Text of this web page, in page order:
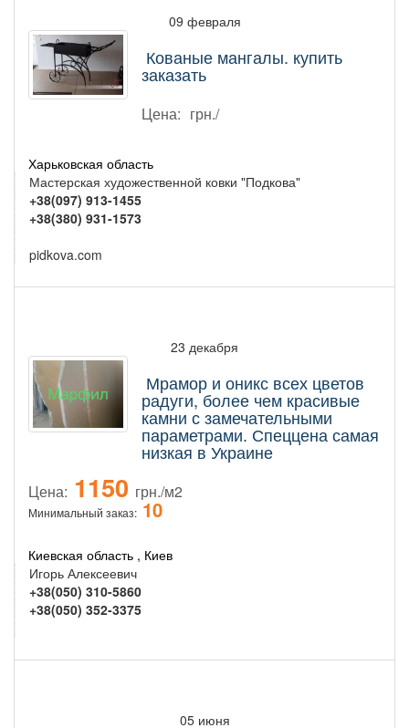
09 февраля
Кованые мангалы. купить
заказать
Цена: грн./
Харьковская область
Мастерская художественной ковки "Подкова"
+38(097) 913-1455
+38(380) 931-1573
pidkova.com
23 декабря
Мрамор и оникс всех цветов
радуги, более чем красивые
камни с замечательными
параметрами. Спеццена самая
низкая в Украине
Цена: 1150 грн./м2
Минимальный заказ: 10
Киевская область , Киев
Игорь Алексеевич
+38(050) 310-5860
+38(050) 352-3375
05 июня